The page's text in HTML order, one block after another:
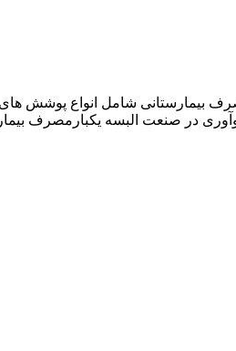
را در زمینه تولید البسه یکبارمصرف
در صنعت البسه یکبارمصرف